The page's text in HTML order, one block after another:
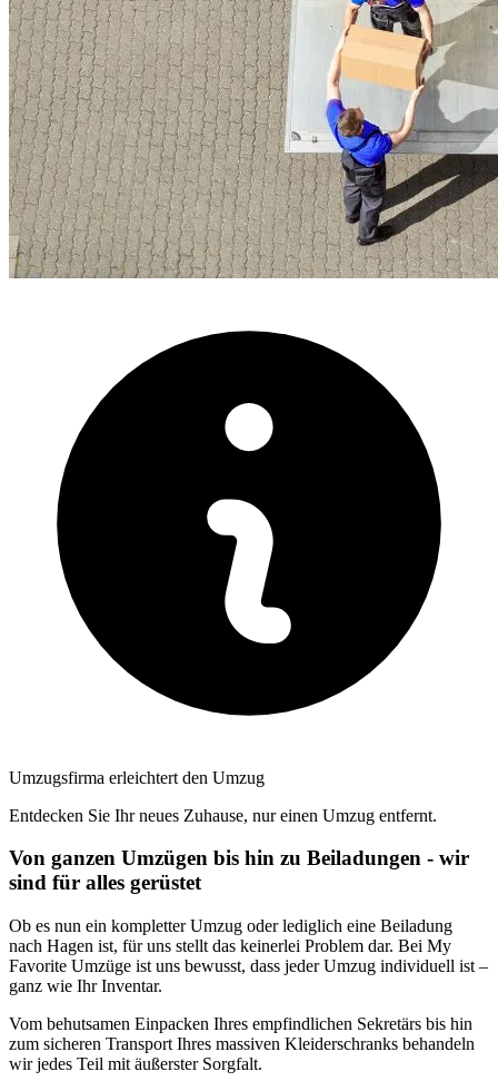
Umzugsfirma erleichtert den Umzug
Entdecken Sie Ihr neues Zuhause, nur einen Umzug entfernt.
Von ganzen Umzügen bis hin zu Beiladungen - wir
sind für alles gerüstet
Ob es nun ein kompletter Umzug oder lediglich eine Beiladung
nach Hagen ist, für uns stellt das keinerlei Problem dar. Bei My
Favorite Umzüge ist uns bewusst, dass jeder Umzug individuell ist –
ganz wie Ihr Inventar.
Vom behutsamen Einpacken Ihres empfindlichen Sekretärs bis hin
zum sicheren Transport Ihres massiven Kleiderschranks behandeln
wir jedes Teil mit äußerster Sorgfalt.